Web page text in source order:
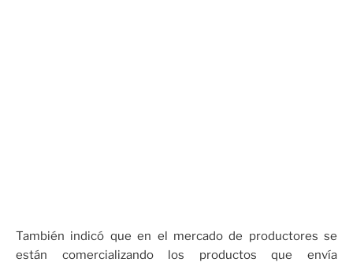
También indicó que en el mercado de productores se
están comercializando los productos que envía